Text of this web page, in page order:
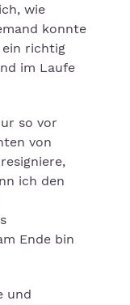
wie
konnte
ein richtig
im Laufe
so vor
von
ich den
Ende bin
und